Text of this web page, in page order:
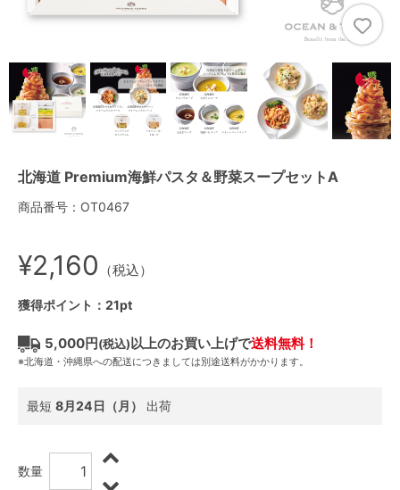
北海道 Premium海鮮パスタ＆野菜スープセットA
商品番号：OT0467
¥2,160 （税込）
獲得ポイント：21pt
5,000円(税込)以上のお買い上げで送料無料！
※北海道・沖縄県への配送につきましては別途送料がかかります。
最短 8月24日（月） 出荷
数量